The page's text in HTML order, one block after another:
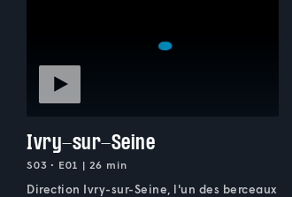
Ivry-sur-Seine
S03 • E01 | 26 min
Direction Ivry-sur-Seine, l'un des berceaux